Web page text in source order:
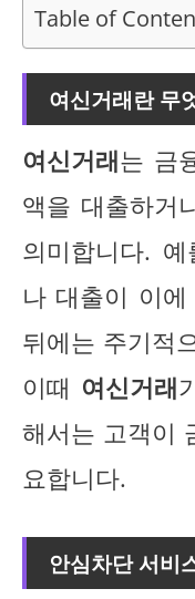
Table of
여신거래란 무
여신거래는 금
액을 대출하거
의미합니다.
나 대출이 이
뒤에는 주기적
이때 여신거래
해서는 고객이
요합니다.
안심차단 서비